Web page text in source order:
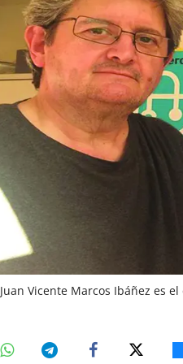
Juan Vicente Marcos Ibáñez es